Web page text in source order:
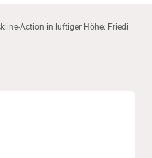
Action in luftiger Höhe: Friedi